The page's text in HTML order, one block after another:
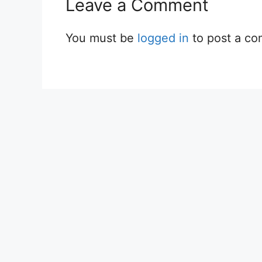
Leave a Comment
You must be logged in to post a